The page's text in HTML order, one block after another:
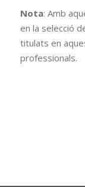
Nota: Amb
en la selecció
titulats en
professionals.